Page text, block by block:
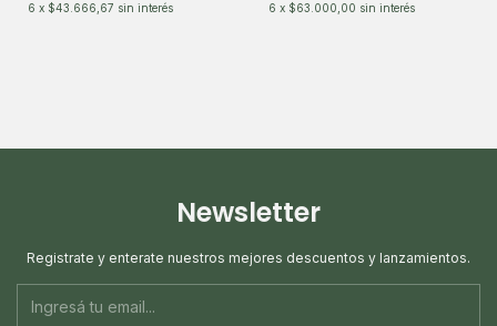
6 x $43.666,67 sin interés
6 x $63.000,00 sin interés
Newsletter
Registrate y enterate nuestros mejores descuentos y lanzamientos.